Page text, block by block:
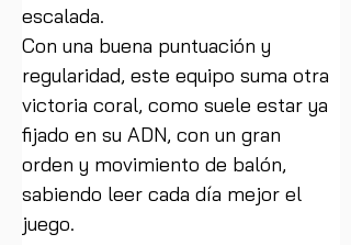
escalada.
Con una buena puntuación y
regularidad, este equipo suma otra
victoria coral, como suele estar ya
fijado en su ADN, con un gran
orden y movimiento de balón,
sabiendo leer cada día mejor el
juego.